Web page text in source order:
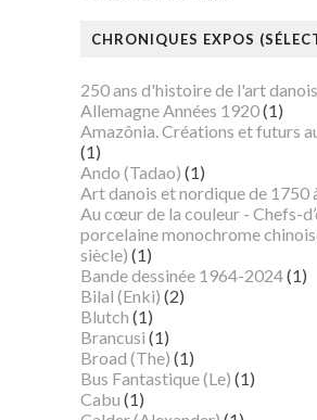
CHRONIQUES EXPOS
250 ans d'histoire de l'art danois
Allemagne Années 1920(1)
Amazônia. Créations et futurs
(1)
Ando (Tadao) (1)
Art danois et nordique de 1750
Au cœur de la couleur - Chefs-
porcelaine monochrome
siècle) (1)
Bande dessinée 1964-2024(1)
Bilal (Enki) (2)
Blutch (1)
Brancusi (1)
Broad (The) (1)
Bus Fantastique (Le) (1)
Cabu (1)